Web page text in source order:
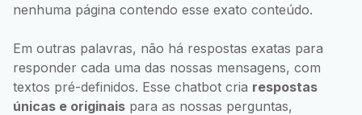
nenhuma página contendo esse exato conteúdo.
Em outras palavras, não há respostas exatas para
responder cada uma das nossas mensagens, com
textos pré-definidos. Esse chatbot cria respostas
únicas e originais para as nossas perguntas,